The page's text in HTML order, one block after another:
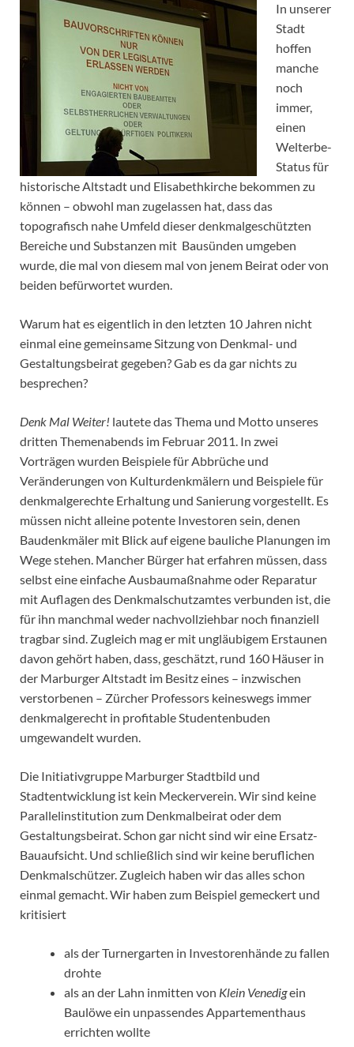
In unserer
Stadt
hoffen
manche
noch
immer,
einen
Welterbe-
Status für
historische Altstadt und Elisabethkirche bekommen zu
können – obwohl man zugelassen hat, dass das
topografisch nahe Umfeld dieser denkmalgeschützten
Bereiche und Substanzen mit Bausünden umgeben
wurde, die mal von diesem mal von jenem Beirat oder von
beiden befürwortet wurden.
Warum hat es eigentlich in den letzten 10 Jahren nicht
einmal eine gemeinsame Sitzung von Denkmal- und
Gestaltungsbeirat gegeben? Gab es da gar nichts zu
besprechen?
Denk Mal Weiter! lautete das Thema und Motto unseres
dritten Themenabends im Februar 2011. In zwei
Vorträgen wurden Beispiele für Abbrüche und
Veränderungen von Kulturdenkmälern und Beispiele für
denkmalgerechte Erhaltung und Sanierung vorgestellt. Es
müssen nicht alleine potente Investoren sein, denen
Baudenkmäler mit Blick auf eigene bauliche Planungen im
Wege stehen. Mancher Bürger hat erfahren müssen, dass
selbst eine einfache Ausbaumaßnahme oder Reparatur
mit Auflagen des Denkmalschutzamtes verbunden ist, die
für ihn manchmal weder nachvollziehbar noch finanziell
tragbar sind. Zugleich mag er mit ungläubigem Erstaunen
davon gehört haben, dass, geschätzt, rund 160 Häuser in
der Marburger Altstadt im Besitz eines – inzwischen
verstorbenen – Zürcher Professors keineswegs immer
denkmalgerecht in profitable Studentenbuden
umgewandelt wurden.
Die Initiativgruppe Marburger Stadtbild und
Stadtentwicklung ist kein Meckerverein. Wir sind keine
Parallelinstitution zum Denkmalbeirat oder dem
Gestaltungsbeirat. Schon gar nicht sind wir eine Ersatz-
Bauaufsicht. Und schließlich sind wir keine beruflichen
Denkmalschützer. Zugleich haben wir das alles schon
einmal gemacht. Wir haben zum Beispiel gemeckert und
kritisiert
als der Turnergarten in Investorenhände zu fallen
drohte
als an der Lahn inmitten von Klein Venedigein
Baulöwe ein unpassendes Appartementhaus
errichten wollte